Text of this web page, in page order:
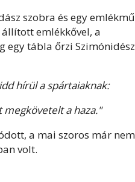
szobra és egy emlékmű
emlékkővel, a
egy tábla őrzi Szimónidész
hírül a spártaiaknak:
a haza."
a mai szoros már nem
volt.